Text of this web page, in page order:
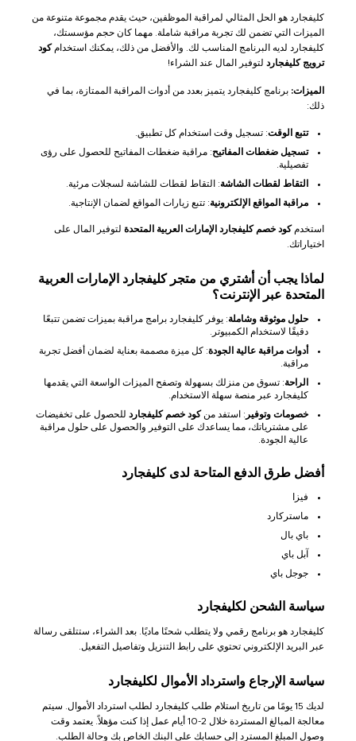
كليفجارد هو الحل المثالي لمراقبة الموظفين، حيث يقدم مجموعة متنوعة من
الميزات التي تضمن لك تجربة مراقبة شاملة. مهما كان حجم مؤسستك،
كليفجارد لديه البرنامج المناسب لك. والأفضل من ذلك، يمكنك استخدامكود
ترويج كليفجارد لتوفير المال عند الشراء!
الميزات: برنامج كليفجارد يتميز بعدد من أدوات المراقبة الممتازة، بما في
ذلك:
تتبع الوقت: تسجيل وقت استخدام كل تطبيق.
تسجيل ضغطات المفاتيح: مراقبة ضغطات المفاتيح للحصول على رؤى
تفصيلية.
التقاط لقطات الشاشة: التقاط لقطات للشاشة لسجلات مرئية.
مراقبة المواقع الإلكترونية: تتبع زيارات المواقع لضمان الإنتاجية.
استخدمكود خصم كليفجارد الإمارات العربية المتحدة لتوفير المال على
اختياراتك.
لماذا يجب أن أشتري من متجر كليفجارد الإمارات العربية
المتحدة عبر الإنترنت؟
حلول موثوقة وشاملة: يوفر كليفجارد برامج مراقبة بميزات تضمن تتبعًا
دقيقًا لاستخدام الكمبيوتر.
أدوات مراقبة عالية الجودة: كل ميزة مصممة بعناية لضمان أفضل تجربة
مراقبة.
الراحة: تسوق من منزلك بسهولة وتصفح الميزات الواسعة التي يقدمها
كليفجارد عبر منصة سهلة الاستخدام.
خصومات وتوفير : استفد منكود خصم كليفجارد للحصول على تخفيضات
على مشترياتك، مما يساعدك على التوفير والحصول على حلول مراقبة
عالية الجودة.
أفضل طرق الدفع المتاحة لدى كليفجارد
فيزا
ماستركارد
باي بال
آبل باي
جوجل باي
سياسة الشحن لكليفجارد
كليفجارد هو برنامج رقمي ولا يتطلب شحنًا ماديًا. بعد الشراء، ستتلقى رسالة
عبر البريد الإلكتروني تحتوي على رابط التنزيل وتفاصيل التفعيل.
سياسة الإرجاع واسترداد الأموال لكليفجارد
لديك 15 يومًا من تاريخ استلام طلب كليفجارد لطلب استرداد الأموال. سيتم
معالجة المبالغ المستردة خلال 2-10 أيام عمل إذا كنت مؤهلاً. يعتمد وقت
وصول المبلغ المسترد إلى حسابك على البنك الخاص بك وحالة الطلب.